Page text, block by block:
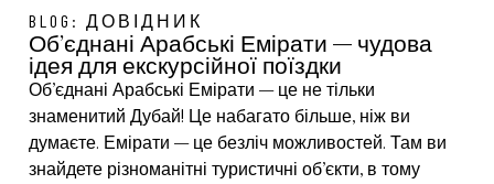
BLOG: ДОВІДНИК
Об’єднані Арабські Емірати – чудова
ідея для екскурсійної поїздки
Об’єднані Арабські Емірати – це не тільки
знаменитий Дубай! Це набагато більше, ніж ви
думаєте. Емірати – це безліч можливостей. Там ви
знайдете різноманітні туристичні об’єкти, в тому